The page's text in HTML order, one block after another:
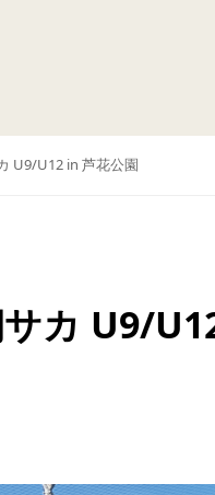
U9/U12 in 芦花公園
サカ U9/